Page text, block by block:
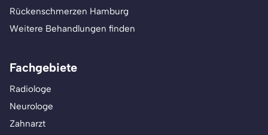
Rückenschmerzen Hamburg
Weitere Behandlungen finden
Fachgebiete
Radiologe
Neurologe
Zahnarzt